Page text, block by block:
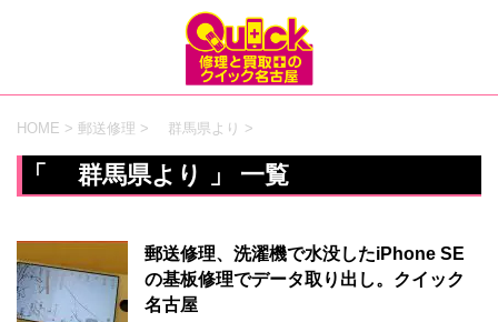
HOME > 郵送修理 > 群馬県より >
「 群馬県より 」 一覧
郵送修理、洗濯機で水没したiPhone SE
の基板修理でデータ取り出し。クイック
名古屋